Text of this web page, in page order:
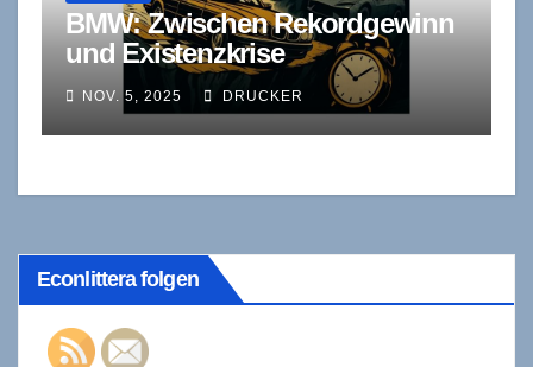
BMW: Zwischen Rekordgewinn
und Existenzkrise
NOV. 5, 2025 DRUCKER
Econlittera folgen